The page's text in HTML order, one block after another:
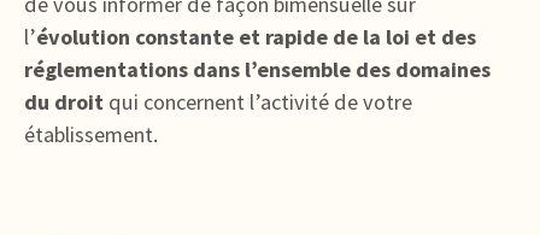
l’évolution constante et rapide de la loi et des
réglementations dans l’ensemble des domaines
du droit qui concernent l’activité de votre
établissement.